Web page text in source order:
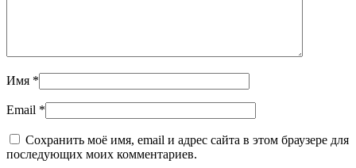
Имя *
Email *
Сохранить моё имя, email и адрес сайта в этом браузере для
последующих моих комментариев.